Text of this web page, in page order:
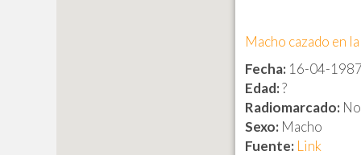
Macho cazado en la
Fecha: 16-04-
Edad:?
Radiomarcado: No
Sexo: Macho
Fuente: Link